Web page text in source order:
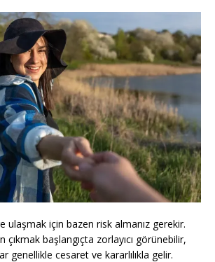
ulaşmak için bazen risk almanız gerekir.
çıkmak başlangıçta zorlayıcı görünebilir,
genellikle cesaret ve kararlılıkla gelir.